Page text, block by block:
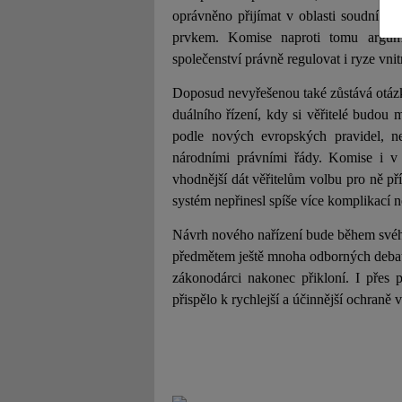
oprávněno přijímat v oblasti soudní
prvkem. Komise naproti tomu
společenství právně regulovat i ryze
Doposud nevyřešenou také zůstává
duálního řízení, kdy si věřitelé budou
podle nových evropských pravidel,
národními právními řády. Komise i
vhodnější dát věřitelům volbu pro ně
systém nepřinesl spíše více komplikací
Návrh nového nařízení bude během
předmětem ještě mnoha odborných
zákonodárci nakonec přikloní. I přes
přispělo k rychlejší a účinnější ochraně
JUDr. Tomáš Nielsen
JUDr.
Kurzy